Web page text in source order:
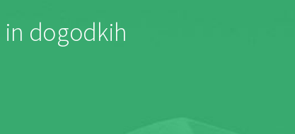
in dogodkih